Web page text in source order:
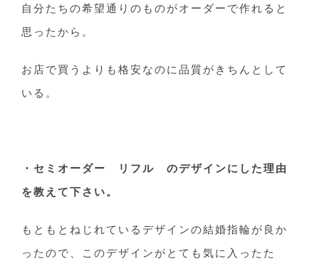
自分たちの希望通りのものがオーダーで作れると
思ったから。
お店で買うよりも格安なのに品質がきちんとして
いる。
・セミオーダー リフル のデザインにした理由
を教えて下さい。
もともとねじれているデザインの結婚指輪が良か
ったので、このデザインがとても気に入ったた